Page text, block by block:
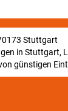
Stuttgart
in Stuttgart,
günstigen